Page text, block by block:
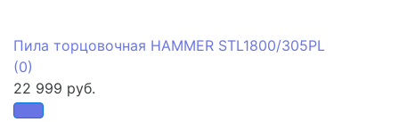
Пила торцовочная HAMMER STL1800/305PL
(0)
22 999 руб.